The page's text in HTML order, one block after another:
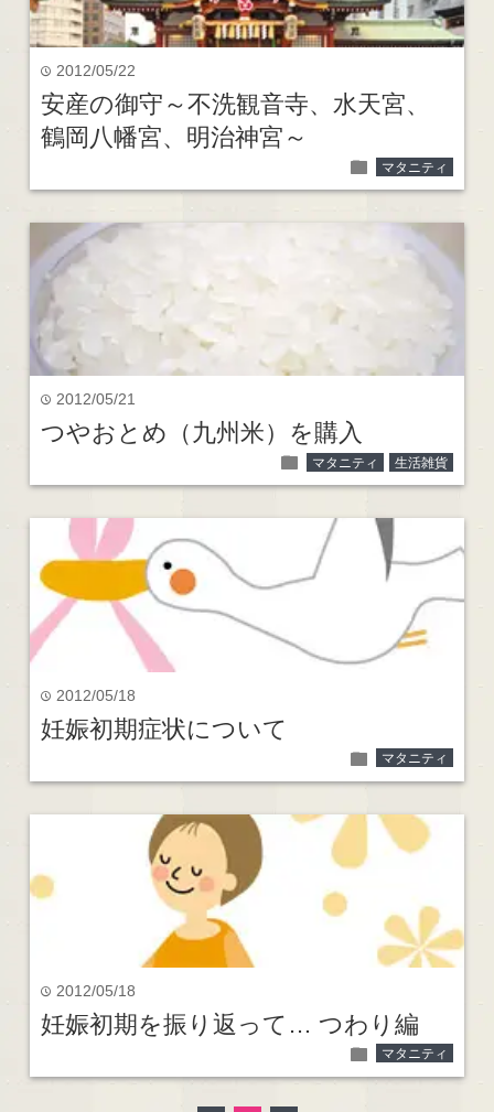
time 2012/05/22
安産の御守～不洗観音寺、水天宮、
鶴岡八幡宮、明治神宮～
folder マタニティ
time 2012/05/21
つやおとめ（九州米）を購入
folder マタニティ 生活雑貨
time 2012/05/18
妊娠初期症状について
folder マタニティ
time 2012/05/18
妊娠初期を振り返って… つわり編
folder マタニティ